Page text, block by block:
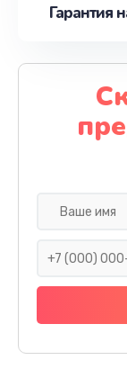
Гарантия